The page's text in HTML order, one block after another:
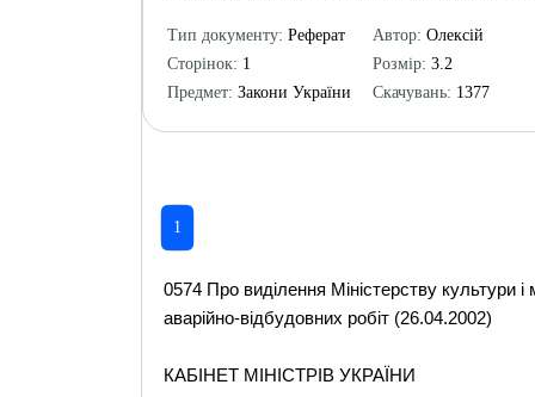
Тип документу: Реферат
Сторінок: 1
Предмет: Закони України
Автор: Олексій
Розмір: 3.2
Скачувань: 1377
1
0574 Про виділення Міністерству культури
аварійно-відбудовних робіт (26.04.2002)
КАБІНЕТ МІНІСТРІВ УКРАЇНИ